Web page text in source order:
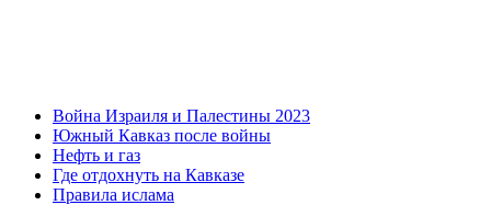
Война Израиля и Палестины 2023
Южный Кавказ после войны
Нефть и газ
Где отдохнуть на Кавказе
Правила ислама